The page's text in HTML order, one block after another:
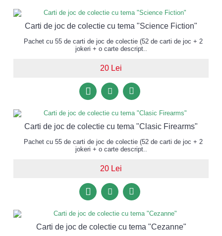
Carti de joc de colectie cu tema "Science Fiction"
Pachet cu 55 de carti de joc de colectie (52 de carti de joc + 2
jokeri + o carte descript..
20 Lei
Carti de joc de colectie cu tema "Clasic Firearms"
Pachet cu 55 de carti de joc de colectie (52 de carti de joc + 2
jokeri + o carte descript..
20 Lei
Carti de joc de colectie cu tema "Cezanne"